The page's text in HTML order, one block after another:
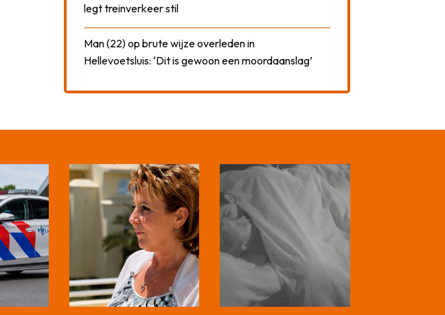
legt treinverkeer stil
Man (22) op brute wijze overleden in
Hellevoetsluis: ‘Dit is gewoon een moordaanslag’